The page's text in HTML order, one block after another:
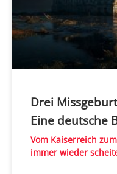
Drei
Eine deutsche
Vom Kaiserreich
immer wieder